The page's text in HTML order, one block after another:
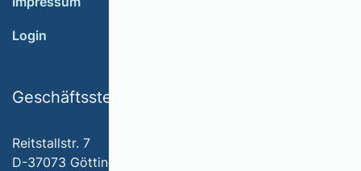
Login
Geschäftsstelle
Reitstallstr. 7
D-37073 Göttingen